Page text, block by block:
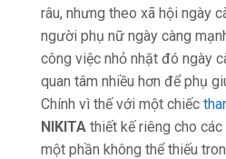
râu, nhưng theo xã hội ngày
người phụ nữ ngày càng
công việc nhỏ nhặt đó ngày
quan tâm nhiều hơn để phụ
Chính vì thế với một chiếc
NIKITA thiết kế riêng cho
một phần không thể thiếu